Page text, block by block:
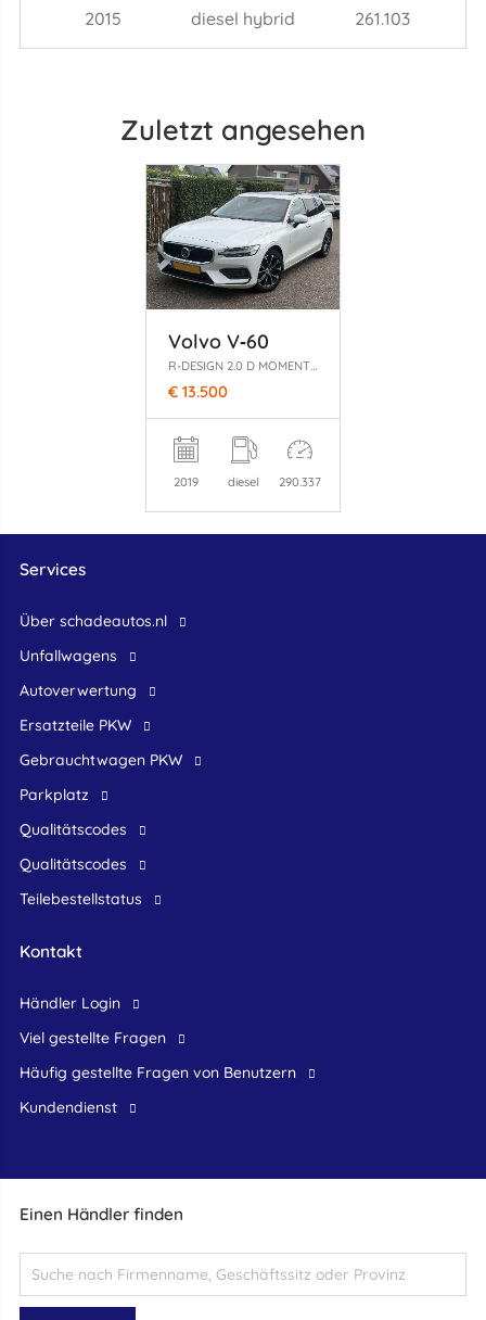
2015 diesel hybrid 261.103
Zuletzt angesehen
Volvo V‑60
R-DESIGN 2.0 D MOMENTUM-LEER-PANO-AUTOMAAT-150PK-BOM VOL
€ 13.500
2019 diesel 290.337
Einen Händler finden
Services
Über schadeautos.nl
Unfallwagens
Autoverwertung
Ersatzteile PKW
Gebrauchtwagen PKW
Parkplatz
Qualitätscodes
Qualitätscodes
Teilebestellstatus
Kontakt
Händler Login
Viel gestellte Fragen
Häufig gestellte Fragen von Benutzern
Kundendienst